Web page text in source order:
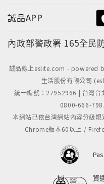
誠品APP
內政部警政署 165全民
誠品線上eslite.com - powered
生活股份有限公司
統一編號：27952966 | 台灣台
0800-666-
本網站已依台灣網站內容分級
Chrome版本60以上 /
資